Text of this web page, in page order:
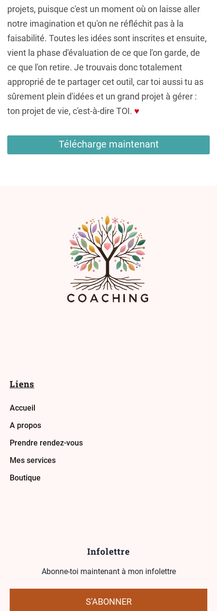
projets, puisque c'est un moment où on laisse aller
notre imagination et qu'on ne réfléchit pas à la
faisabilité. Toutes les idées sont inscrites et ensuite,
vient la phase d'évaluation de ce que l'on garde, de
ce que l'on retire. Je trouvais donc totalement
approprié de te partager cet outil, car toi aussi tu as
sûrement plein d'idées et un grand projet à gérer :
ton projet de vie, c'est-à-dire TOI. ♥
Télécharge maintenant
Liens
Accueil
A propos
Prendre rendez-vous
Mes services
Boutique
Infolettre
Abonne-toi maintenant à mon infolettre
S'ABONNER